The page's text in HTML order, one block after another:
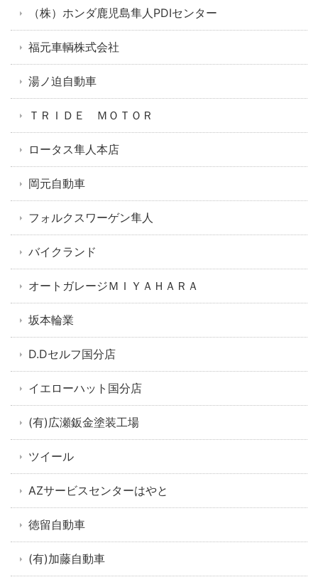
（株）ホンダ鹿児島隼人PDIセンター
福元車輌株式会社
湯ノ迫自動車
ＴＲＩＤＥ ＭＯＴＯＲ
ロータス隼人本店
岡元自動車
フォルクスワーゲン隼人
バイクランド
オートガレージＭＩＹＡＨＡＲＡ
坂本輪業
D.Dセルフ国分店
イエローハット国分店
(有)広瀬鈑金塗装工場
ツイール
AZサービスセンターはやと
徳留自動車
(有)加藤自動車